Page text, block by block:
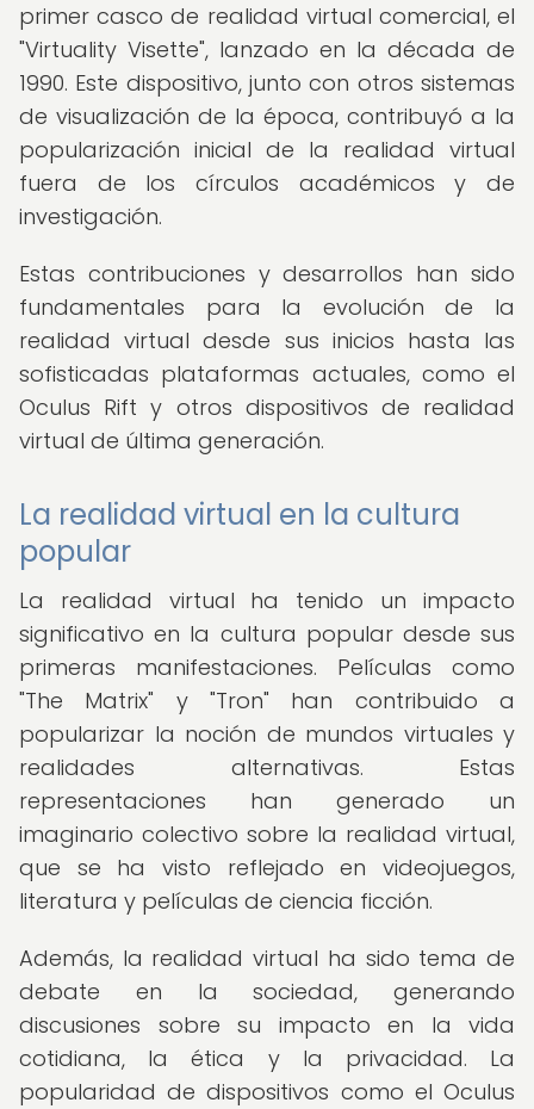
primer casco de realidad virtual comercial, el
"Virtuality Visette", lanzado en la década de
1990. Este dispositivo, junto con otros sistemas
de visualización de la época, contribuyó a la
popularización inicial de la realidad virtual
fuera de los círculos académicos y de
investigación.
Estas contribuciones y desarrollos han sido
fundamentales para la evolución de la
realidad virtual desde sus inicios hasta las
sofisticadas plataformas actuales, como el
Oculus Rift y otros dispositivos de realidad
virtual de última generación.
La realidad virtual en la cultura
popular
La realidad virtual ha tenido un impacto
significativo en la cultura popular desde sus
primeras manifestaciones. Películas como
"The Matrix" y "Tron" han contribuido a
popularizar la noción de mundos virtuales y
realidades alternativas. Estas
representaciones han generado un
imaginario colectivo sobre la realidad virtual,
que se ha visto reflejado en videojuegos,
literatura y películas de ciencia ficción.
Además, la realidad virtual ha sido tema de
debate en la sociedad, generando
discusiones sobre su impacto en la vida
cotidiana, la ética y la privacidad. La
popularidad de dispositivos como el Oculus